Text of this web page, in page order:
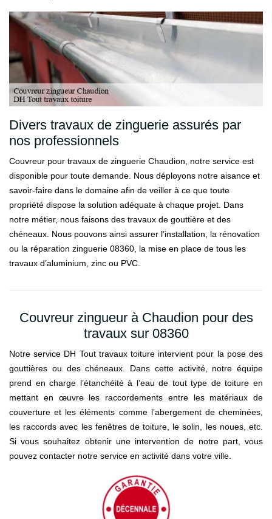
Divers travaux de zinguerie assurés par
nos professionnels
Couvreur pour travaux de zinguerie Chaudion, notre service est
disponible pour toute demande. Nous déployons notre aisance et
savoir-faire dans le domaine afin de veiller à ce que toute
propriété dispose la solution adéquate à chaque projet. Dans
notre métier, nous faisons des travaux de gouttière et des
chéneaux. Nous pouvons ainsi assurer l’installation, la rénovation
ou la réparation zinguerie 08360, la mise en place de tous les
travaux d’aluminium, zinc ou PVC.
Couvreur zingueur à Chaudion pour des
travaux sur 08360
Notre service DH Tout travaux toiture intervient pour la pose des
gouttières ou des chéneaux. Dans cette activité, notre équipe
prend en charge l’étanchéité à l’eau de tout type de toiture en
mettant en œuvre les raccordements entre les matériaux de
couverture et les éléments comme l’abergement de cheminées,
les raccords avec les fenêtres de toiture, le solin, les noues, etc.
Si vous souhaitez obtenir une intervention de notre part, vous
pouvez contacter notre service en activité dans votre ville.